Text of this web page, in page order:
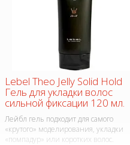
Lebel Theo Jelly Solid Hold
Гель для укладки волос
сильной фиксации 120 мл.
Лейбл гель подходит для самого
«крутого» моделирования, укладки
«помпадур» или коротких волос.